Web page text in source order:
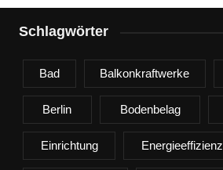
Schlagwörter
Bad Balkonkraftwerke
Berlin Bodenbelag
Einrichtung Energieeffizienz